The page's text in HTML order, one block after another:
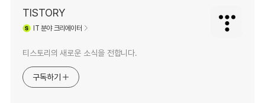
TISTORY
IT 분야 크리에이터
티스토리의 새로운 소식을 전합니다.
구독하기